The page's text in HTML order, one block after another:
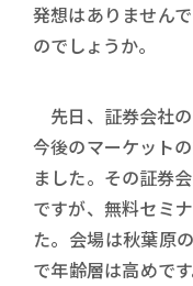
発想はありません
のでしょうか。
先日、証券会社
今後のマーケット
ました。その証券
ですが、無料セミ
た。会場は秋葉原
で年齢層は高めで